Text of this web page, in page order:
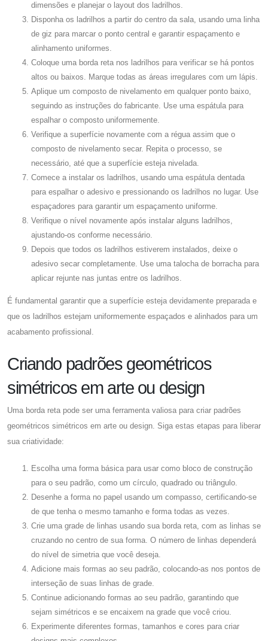
dimensões e planejar o layout dos ladrilhos.
Disponha os ladrilhos a partir do centro da sala, usando uma linha
de giz para marcar o ponto central e garantir espaçamento e
alinhamento uniformes.
Coloque uma borda reta nos ladrilhos para verificar se há pontos
altos ou baixos. Marque todas as áreas irregulares com um lápis.
Aplique um composto de nivelamento em qualquer ponto baixo,
seguindo as instruções do fabricante. Use uma espátula para
espalhar o composto uniformemente.
Verifique a superfície novamente com a régua assim que o
composto de nivelamento secar. Repita o processo, se
necessário, até que a superfície esteja nivelada.
Comece a instalar os ladrilhos, usando uma espátula dentada
para espalhar o adesivo e pressionando os ladrilhos no lugar. Use
espaçadores para garantir um espaçamento uniforme.
Verifique o nível novamente após instalar alguns ladrilhos,
ajustando-os conforme necessário.
Depois que todos os ladrilhos estiverem instalados, deixe o
adesivo secar completamente. Use uma talocha de borracha para
aplicar rejunte nas juntas entre os ladrilhos.
É fundamental garantir que a superfície esteja devidamente preparada e
que os ladrilhos estejam uniformemente espaçados e alinhados para um
acabamento profissional.
Criando padrões geométricos
simétricos em arte ou design
Uma borda reta pode ser uma ferramenta valiosa para criar padrões
geométricos simétricos em arte ou design. Siga estas etapas para liberar
sua criatividade:
Escolha uma forma básica para usar como bloco de construção
para o seu padrão, como um círculo, quadrado ou triângulo.
Desenhe a forma no papel usando um compasso, certificando-se
de que tenha o mesmo tamanho e forma todas as vezes.
Crie uma grade de linhas usando sua borda reta, com as linhas se
cruzando no centro de sua forma. O número de linhas dependerá
do nível de simetria que você deseja.
Adicione mais formas ao seu padrão, colocando-as nos pontos de
interseção de suas linhas de grade.
Continue adicionando formas ao seu padrão, garantindo que
sejam simétricos e se encaixem na grade que você criou.
Experimente diferentes formas, tamanhos e cores para criar